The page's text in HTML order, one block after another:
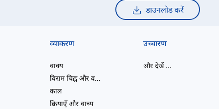
डाउनलोड करें
व्याकरण
वाक्य
विराम चिह्न और वर्तनी
काल
क्रियाएँ और वाच्य
उच्चारण
और देखें...